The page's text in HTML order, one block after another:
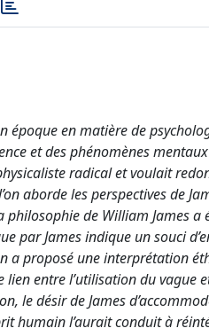
époque en matière de
et des phénomènes
radical et voulait
aborde les perspectives de
de William James a
par James indique un souci
a proposé une interprétation
lien entre l’utilisation du vague
le désir de James
humain l’aurait conduit à